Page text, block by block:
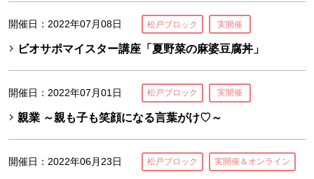
開催日：2022年07月08日 松戸ブロック 実開催
ビオサポマイスター講座「夏野菜の麻婆豆腐丼」
開催日：2022年07月01日 松戸ブロック 実開催
親業 ～親も子も笑顔になる言葉がけ♡～
開催日：2022年06月23日 松戸ブロック 実開催＆オンライン